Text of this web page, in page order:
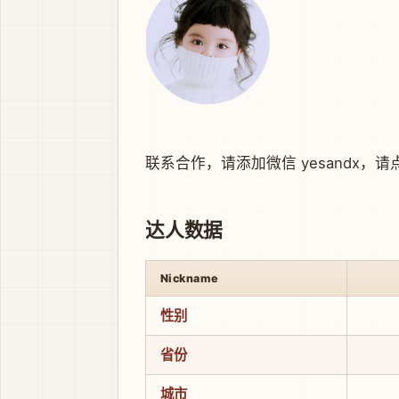
联系合作，请添加微信 yesandx， 请
达人数据
Nickname
性别
省份
城市